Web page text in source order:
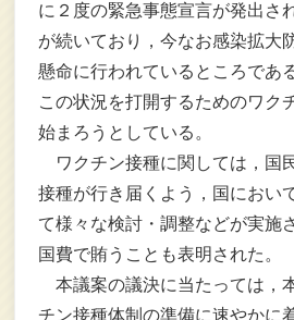
に２度の緊急事態宣言が発出さ
が続いており，今なお感染拡大
懸命に行われているところであ
この状況を打開するためのワク
始まろうとしている。
ワクチン接種に関しては，国
接種が行き届くよう，国におい
て様々な検討・調整などが実施
国費で賄うことも表明された。
本議案の議決に当たっては，
チン接種体制の準備に速やかに